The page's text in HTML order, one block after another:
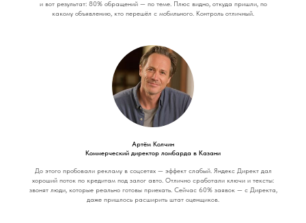
и вот результат: 80% обращений — по теме. Плюс видно, откуда пришли, по
какому объявлению, кто перешёл с мобильного. Контроль отличный.
Артём Колчин
Коммерческий директор ломбарда в Казани
До этого пробовали рекламу в соцсетях — эффект слабый. Яндекс Директ дал
хороший поток по кредитам под залог авто. Отлично сработали ключи и тексты:
звонят люди, которые реально готовы приехать. Сейчас 60% заявок — с Директа,
даже пришлось расширить штат оценщиков.